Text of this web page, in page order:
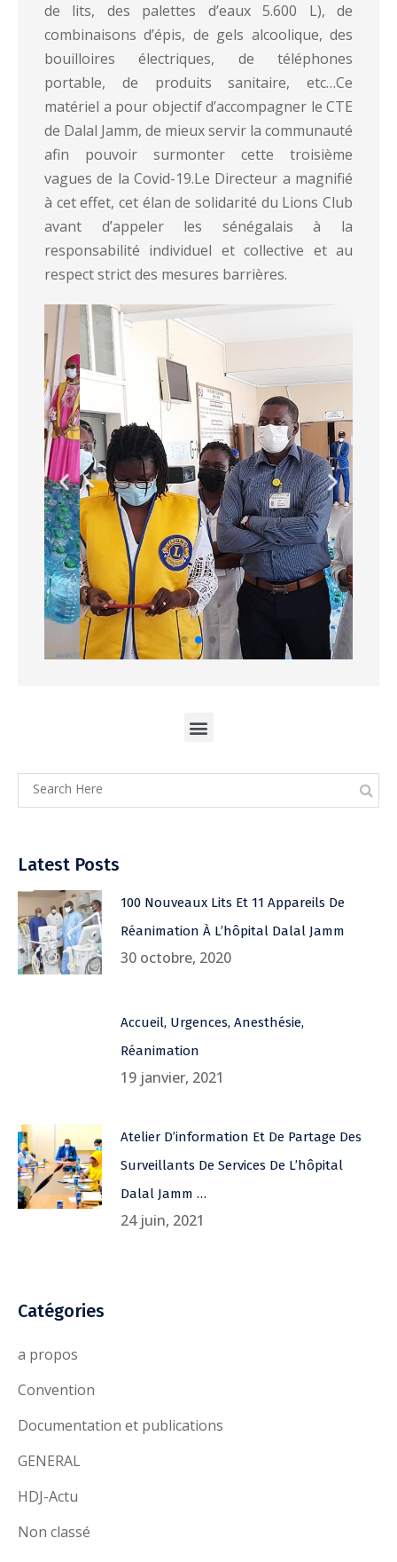
de lits, des palettes d’eaux 5.600 L), de
combinaisons d’épis, de gels alcoolique, des
bouilloires électriques, de téléphones
portable, de produits sanitaire, etc…Ce
matériel a pour objectif d’accompagner le CTE
de Dalal Jamm, de mieux servir la communauté
afin pouvoir surmonter cette troisième
vagues de la Covid-19.Le Directeur a magnifié
à cet effet, cet élan de solidarité du Lions Club
avant d’appeler les sénégalais à la
responsabilité individuel et collective et au
respect strict des mesures barrières.
Latest Posts
100 Nouveaux Lits Et 11 Appareils De
Réanimation À L’hôpital Dalal Jamm
30 octobre, 2020
Accueil, Urgences, Anesthésie,
Réanimation
19 janvier, 2021
Atelier D’information Et De Partage Des
Surveillants De Services De L’hôpital
Dalal Jamm …
24 juin, 2021
Catégories
a propos
Convention
Documentation et publications
GENERAL
HDJ-Actu
Non classé